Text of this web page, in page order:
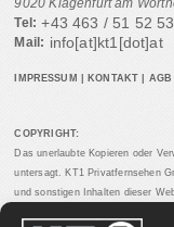
9020 Klagenfurt am
Tel: +43 463 / 51 52 53
Mail: info[at]kt1[dot]at
IMPRESSUM KONTAKT AGB
COPYRIGHT:
Das unerlaubte Kopieren oder
untersagt. KT1 Privatfernsehen
und sonstigen Inhalten dieser